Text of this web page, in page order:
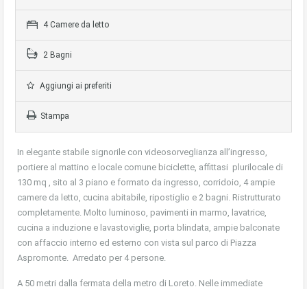
4 Camere da letto
2 Bagni
Aggiungi ai preferiti
Stampa
In elegante stabile signorile con videosorveglianza all’ingresso,
portiere al mattino e locale comune biciclette, affittasi plurilocale di
130 mq , sito al 3 piano e formato da ingresso, corridoio, 4 ampie
camere da letto, cucina abitabile, ripostiglio e 2 bagni. Ristrutturato
completamente. Molto luminoso, pavimenti in marmo, lavatrice,
cucina a induzione e lavastoviglie, porta blindata, ampie balconate
con affaccio interno ed esterno con vista sul parco di Piazza
Aspromonte. Arredato per 4 persone.
A 50 metri dalla fermata della metro di Loreto. Nelle immediate